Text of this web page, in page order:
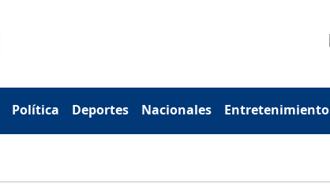
Política Deportes Nacionales Entretenimiento